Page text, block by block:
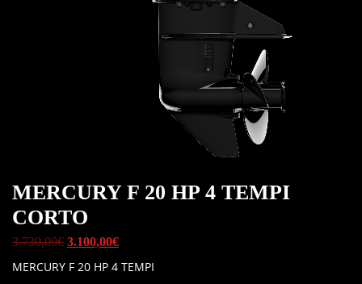
MERCURY F 20 HP 4 TEMPI
CORTO
3.730,00€ 3.100,00€
MERCURY F 20 HP 4 TEMPI